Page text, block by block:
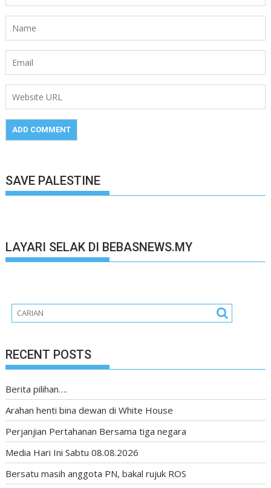
SAVE PALESTINE
LAYARI SELAK DI BEBASNEWS.MY
RECENT POSTS
Berita pilihan….
Arahan henti bina dewan di White House
Perjanjian Pertahanan Bersama tiga negara
Media Hari Ini Sabtu 08.08.2026
Bersatu masih anggota PN, bakal rujuk ROS